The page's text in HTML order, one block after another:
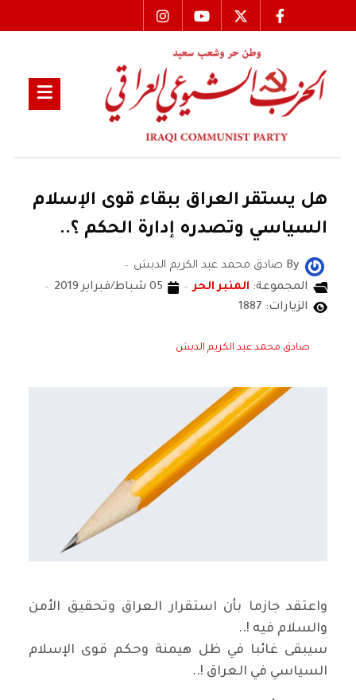
هل يستقر العراق ببقاء قوى الإسلام
السياسي وتصدره إدارة الحكم ؟..
By صادق محمد عبد الكريم الدبش
المجموعة: المنبر الحر
05 شباط/فبراير 2019
الزيارات: 1887
صادق محمد عبد الكريم الدبش
واعتقد جازما بأن استقرار العراق وتحقيق الأمن
والسلام فيه !..
سيبقى غائبا في ظل هيمنة وحكم قوى الإسلام
السياسي في العراق !..